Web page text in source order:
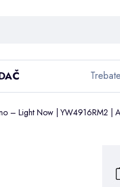
– Light Now | YW4916RM2 |